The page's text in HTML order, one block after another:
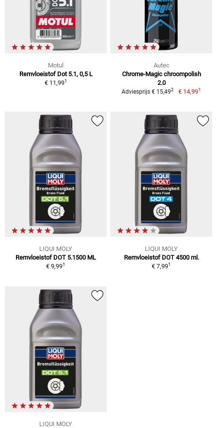
Motul
Remvloeistof Dot 5.1, 0,5 L
€ 11,991
Autec
Chrome-Magic chroompolish
2.0
Adviesprijs € 15,492 € 14,991
LIQUI MOLY
Remvloeistof DOT 5.1500 ML
€ 9,991
LIQUI MOLY
Remvloeistof DOT 4500 ml.
€ 7,991
LIQUI MOLY